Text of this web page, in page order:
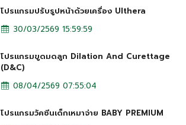
โปรแกรมปรับรูปหน้าด้วยเครื่อง Ulthera
30/03/2569 15:59:59
โปรแกรมขูดมดลูก Dilation And Curettage
(D&C)
08/04/2569 07:55:04
โปรแกรมวัคซีนเด็กเหมาจ่าย BABY PREMIUM